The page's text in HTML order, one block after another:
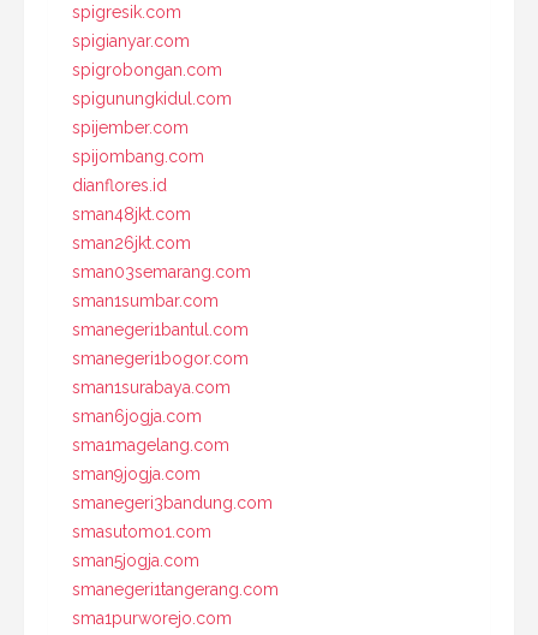
spigresik.com
spigianyar.com
spigrobongan.com
spigunungkidul.com
spijember.com
spijombang.com
dianflores.id
sman48jkt.com
sman26jkt.com
sman03semarang.com
sman1sumbar.com
smanegeri1bantul.com
smanegeri1bogor.com
sman1surabaya.com
sman6jogja.com
sma1magelang.com
sman9jogja.com
smanegeri3bandung.com
smasutomo1.com
sman5jogja.com
smanegeri1tangerang.com
sma1purworejo.com